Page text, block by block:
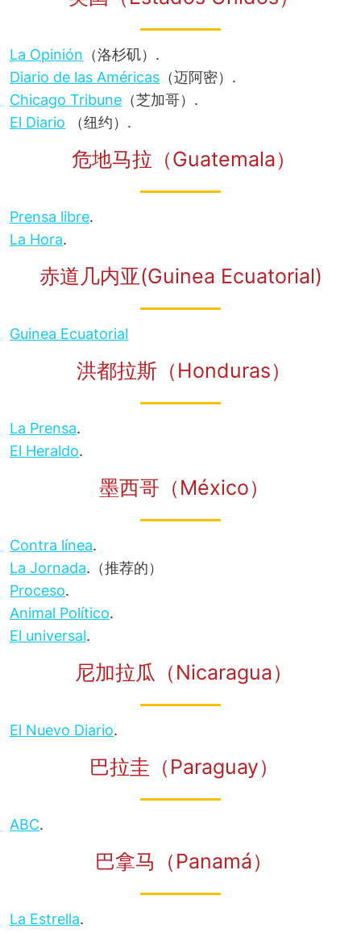
La Opinión （洛杉矶）.
Diario de las Américas （迈阿密）.
Chicago Tribune （芝加哥）.
El Diario （纽约）.
危地马拉（Guatemala）
Prensa libre.
La Hora.
赤道几内亚(Guinea Ecuatorial)
Guinea Ecuatorial
洪都拉斯（Honduras）
La Prensa.
El Heraldo.
墨西哥（México）
Contra línea.
La Jornada.（推荐的）
Proceso.
Animal Político.
El universal.
尼加拉瓜（Nicaragua）
El Nuevo Diario.
巴拉圭（Paraguay）
ABC.
巴拿马（Panamá）
La Estrella.